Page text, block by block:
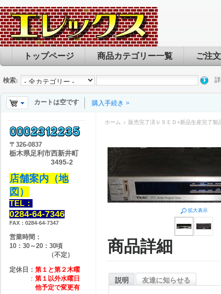
トップページ 商品カテゴリー一覧 ご注
検索:
カートは空です 購入手続き
ホーム 販売完了済ＵＳＥＤ+新品生産完了製
拡大表示
商品詳細
説明 友達に知らせる
〒 326-0837
栃木県足利市西新井町
3495-2
店舗案内（地
図）
TEL：
0284-64-7346
FAX：0284-64-7347
営業時間：
10：30～20：30頃
（不定）
定休日： 第１と第２木曜
： 第１以外水曜日
他予定で変更有